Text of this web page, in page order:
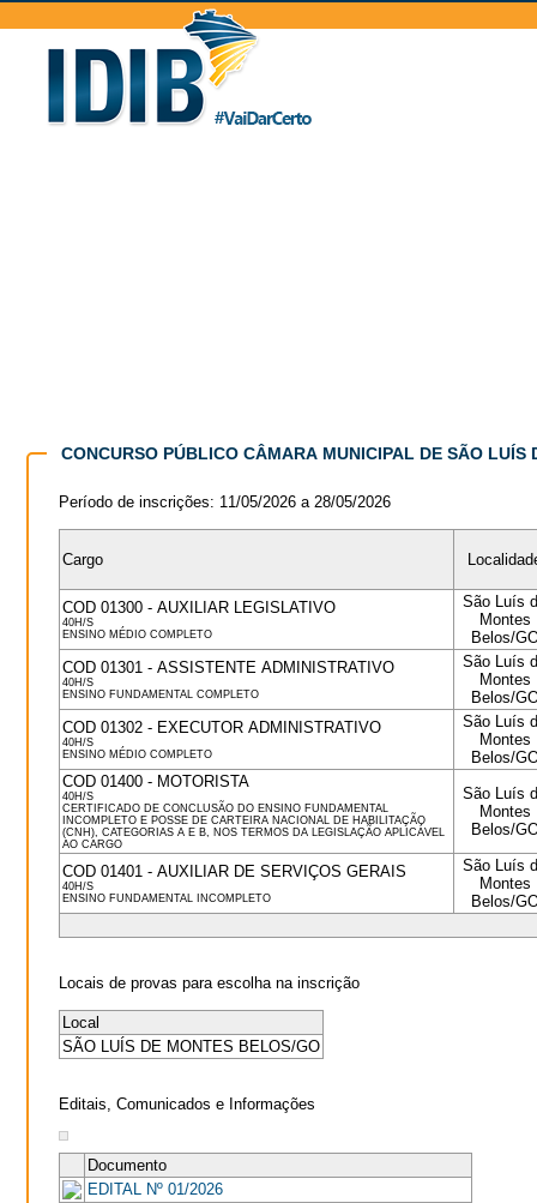
CONCURSO PÚBLICO CÂMARA MUNICIPAL DE SÃO LUÍS
Período de inscrições: 11/05/2026 a 28/05/2026
Cargo
COD 01300 - AUXILIAR LEGISLATIVO
40H/S
ENSINO MÉDIO COMPLETO
São Luís
Montes
Belos/
COD 01301 - ASSISTENTE ADMINISTRATIVO
40H/S
ENSINO FUNDAMENTAL COMPLETO
São Luís
Montes
Belos/
COD 01302 - EXECUTOR ADMINISTRATIVO
40H/S
ENSINO MÉDIO COMPLETO
São Luís
Montes
Belos/
COD 01400 - MOTORISTA
40H/S
CERTIFICADO DE CONCLUSÃO DO ENSINO FUNDAMENTAL
INCOMPLETO E POSSE DE CARTEIRA NACIONAL DE HABILITAÇÃO
(CNH), CATEGORIAS A E B, NOS TERMOS DA LEGISLAÇÃO APLICÁVEL
AO CARGO
São Luís
Montes
Belos/
COD 01401 - AUXILIAR DE SERVIÇOS GERAIS
40H/S
ENSINO FUNDAMENTAL INCOMPLETO
São Luís
Montes
Belos/
Locais de provas para escolha na inscrição
Local
SÃO LUÍS DE MONTES BELOS/GO
Editais, Comunicados e Informações
Documento
EDITAL Nº 01/2026